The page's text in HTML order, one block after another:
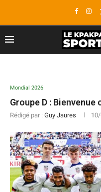
Mondial 2026
Groupe D :
Rédigé par : Guy Jaures